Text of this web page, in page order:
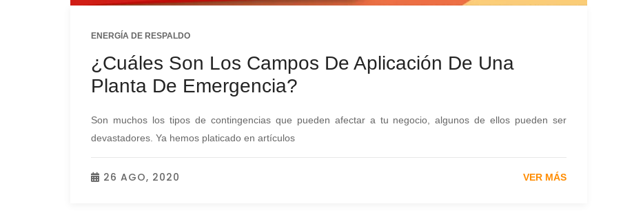
ENERGÍA DE RESPALDO
¿Cuáles Son Los Campos De Aplicación De Una
Planta De Emergencia?
Son muchos los tipos de contingencias que pueden afectar a tu negocio, algunos de ellos pueden ser
devastadores. Ya hemos platicado en artículos
26 AGO, 2020 VER MÁS